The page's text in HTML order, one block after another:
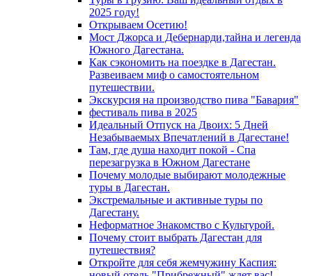
2025 году!
Открываем Осетию!
Мост Джорса и Дебернарди,тайна и легенда
Южного Дагестана.
Как сэкономить на поездке в Дагестан.
Развеиваем миф о самостоятельном
путешествии.
Экскурсия на производство пива "Бавария"
фестиваль пива в 2025
Идеальный Отпуск на Двоих: 5 Дней
Незабываемых Впечатлений в Дагестане!
Там, где душа находит покой - Спа
перезагрузка в Южном Дагестане
Почему молодые выбирают молодежные
туры в Дагестан.
Экстремальные и активные туры по
Дагестану.
Неформатное Знакомство с Культурой.
Почему стоит выбрать Дагестан для
путешествия?
Откройте для себя жемчужину Каспия: